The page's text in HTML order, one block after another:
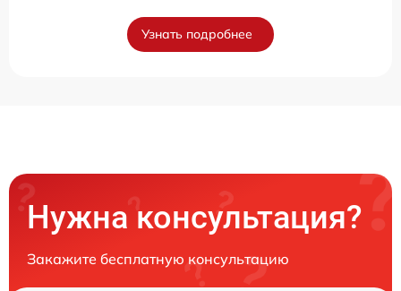
Узнать подробнее
Нужна консультация?
Закажите бесплатную консультацию